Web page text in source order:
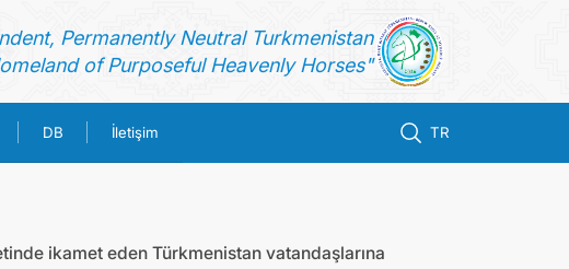
Permanently Neutral Turkmenistan
of Purposeful Heavenly Horses"
DB İletişim TR
ikamet eden Türkmenistan vatandaşlarına